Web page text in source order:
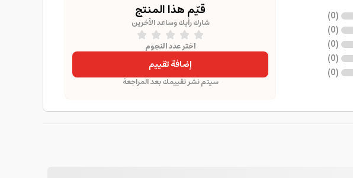
(
0
)
(
0
)
(
0
)
(
0
)
(
0
)
قيّم هذا المنتج
شارك رأيك وساعد الآخرين
اختر عدد النجوم
إضافة تقييم
سيتم نشر تقييمك بعد المراجعة